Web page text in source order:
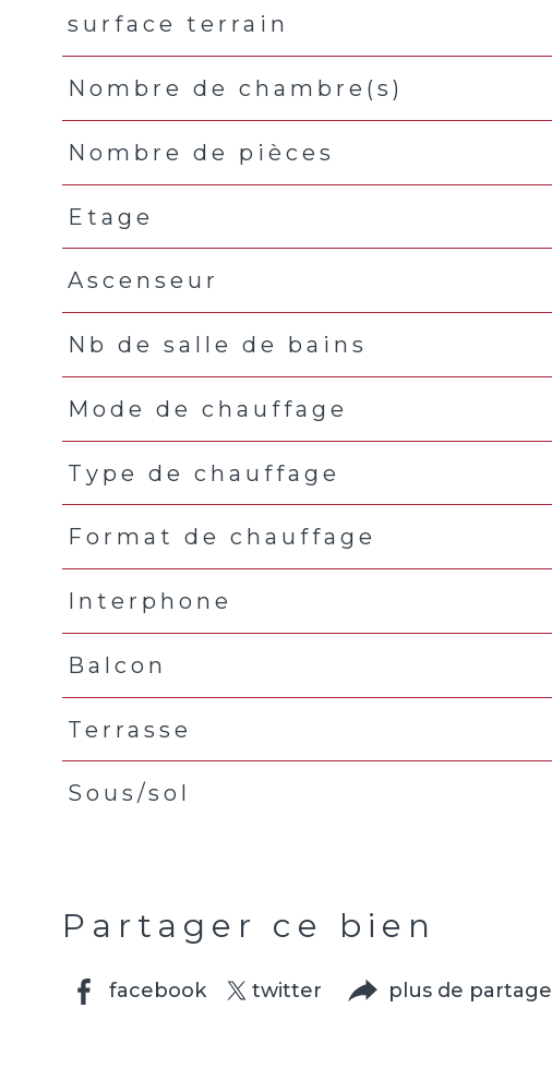
surface terrain
Nombre de chambre(s)
Nombre de pièces
Etage
Ascenseur
Nb de salle de bains
Mode de chauffage
Type de chauffage
Format de chauffage
Interphone
Balcon
Terrasse
Sous/sol
Partager ce bien
facebook twitter plus de partage